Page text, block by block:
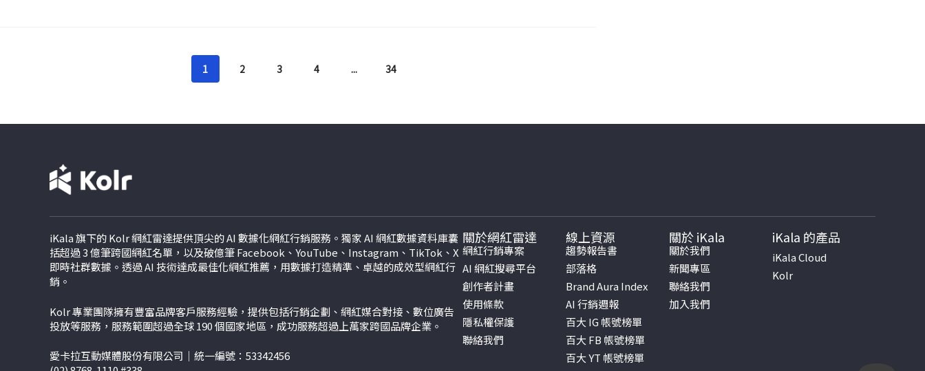
1 2 3 4 ... 34
iKala 旗下的 Kolr 網紅雷達提供頂尖的 AI 數據化網紅行銷服務。獨家 AI 網紅數據資料庫囊
括超過 3 億筆跨國網紅名單，以及破億筆 Facebook、YouTube、Instagram、TikTok、 X
即時社群數據。透過 AI 技術達成最佳化網紅推薦，用數據打造精準、卓越的成效型網紅行
銷。
Kolr 專業團隊擁有豐富品牌客戶服務經驗，提供包括行銷企劃、網紅媒合對接、數位廣告
投放等服務，服務範圍超過全球 190 個國家地區，成功服務超過上萬家跨國品牌企業。
愛卡拉互動媒體股份有限公司｜統一編號：53342456
關於網紅雷達
網紅行銷專案
AI 網紅搜尋平台
創作者計畫
使用條款
隱私權保護
聯絡我們
線上資源
趨勢報告書
部落格
Brand Aura Index
AI 行銷週報
百大 IG 帳號榜單
百大 FB 帳號榜單
百大 YT 帳號榜單
關於 iKala
關於我們
新聞專區
聯絡我們
加入我們
iKala 的產品
iKala Cloud
Kolr